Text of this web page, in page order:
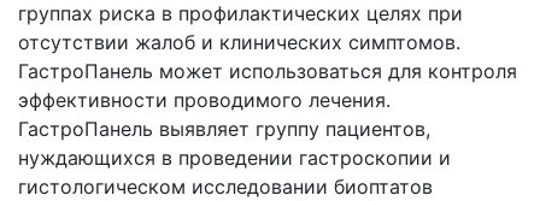
группах риска в профилактических целях при
отсутствии жалоб и клинических симптомов.
ГастроПанель может использоваться для контроля
эффективности проводимого лечения.
ГастроПанель выявляет группу пациентов,
нуждающихся в проведении гастроскопии и
гистологическом исследовании биоптатов